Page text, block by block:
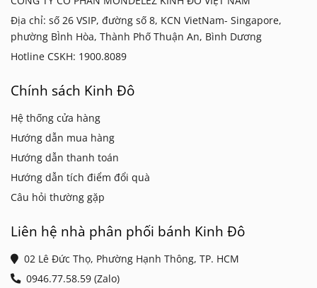
Địa chỉ: số 26 VSIP, đường số 8, KCN VietNam- Singapore,
phường BÌnh Hòa, Thành Phố Thuận An, Bình Dương
Hotline CSKH: 1900.8089
Chính sách Kinh Đô
Hệ thống cửa hàng
Hướng dẫn mua hàng
Hướng dẫn thanh toán
Hướng dẫn tích điểm đổi quà
Câu hỏi thường gặp
Liên hệ nhà phân phối bánh Kinh Đô
02 Lê Đức Thọ, Phường Hạnh Thông, TP. HCM
0946.77.58.59 (Zalo)